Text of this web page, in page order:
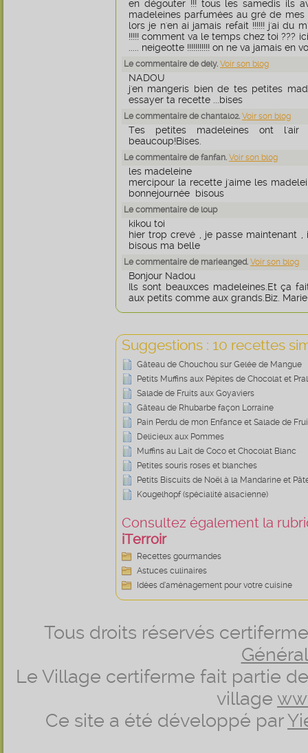
en dégouter !!! tous les samedis ils
madeleines parfumées au gré de mes
lors je n'en ai jamais refait !!!!!! j'ai du
!!!!! comment va le temps chez toi ???
..... neigeotte !!!!!!!!!!! on ne va jamais en
Le commentaire de dely. Voir son blog
NADOU
j'en mangeris bien de tes petites
essayer ta recette ...bises
Le commentaire de chantal02. Voir son blog
Tes petites madeleines ont l'air
beaucoup!Bises.
Le commentaire de fanfan. Voir son blog
les madeleine
mercipour la recette j'aime les
bonnejournée bisous
Le commentaire de loup
kikou toi
hier trop crevé , je passe maintenant
bisous ma belle
Le commentaire de marieanged. Voir son blog
Bonjour Nadou
Ils sont beauxces madeleines.Et ça
aux petits comme aux grands.Biz.
Suggestions : 10 recettes
Gâteau de Chouchou sur Gelée de Mangue
Petits Muffins aux Pépites de Chocolat et
Salade de Fruits aux Goyaviers
Gâteau de Rhubarbe façon Lorraine
Pain Perdu de mon Enfance et Salade de
Delicieux aux Pommes
Muffins au Lait de Coco et Chocolat Blanc
Petites souris roses et blanches
Petits Biscuits de Noël à la Mandarine et
Kougelhopf (spécialité alsacienne)
Consultez également la
iTerroir
Recettes gourmandes
Astuces culinaires
Idées d’aménagement pour votre cuisine
Tous droits réservés
Le Village certiferme fait partie
village
Ce site a été développé par